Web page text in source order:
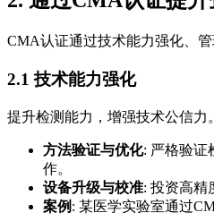
CMA认证通过技术能力强化、
2.1 技术能力强化
提升检测能力，增强技术公信力。
方法验证与优化: 严格验证
作。
设备升级与校准: 投资高精
案例 : 某医学实验室通过